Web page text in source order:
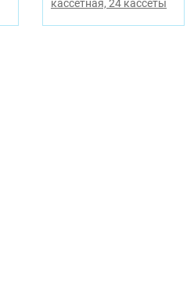
кассетная, 24 кассеты